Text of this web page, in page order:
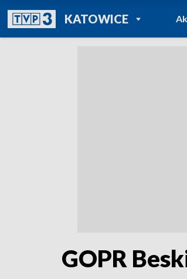
KATOWICEPOWRÓT DO
TVP REGIONY
GOPR